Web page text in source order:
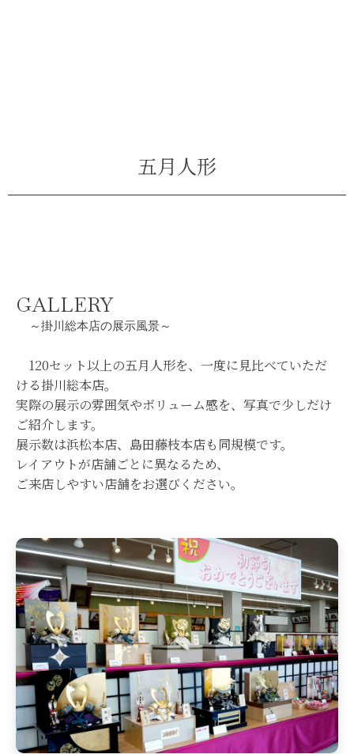
五月人形
GALLERY
～掛川総本店の展示風景～
120セット以上の五月人形を、一度に見比べていただ
ける掛川総本店。
実際の展示の雰囲気やボリューム感を、写真で少しだけ
ご紹介します。
展示数は浜松本店、島田藤枝本店も同規模です。
レイアウトが店舗ごとに異なるため、
ご来店しやすい店舗をお選びください。